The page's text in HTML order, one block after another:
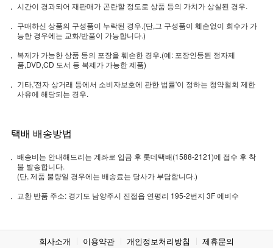
시간이 경과되어 재판매가 곤란할 정도로 상품 등의 가치가 상실된 경우.
구매하신 상품의 구성품이 누락된 경우.(단,그 구성품이 훼손없이 회수가 가
능한 경우에는 교화/반품이 가능합니다.)
복제가 가능한 상품 등의 포장을 훼손한 경우.(예: 포장인등된 정자제
품,DVD,CD 도서 등 복제가 가능한 제품)
기타,'전자 상거래 등에서 소비자보호에 관한 법률'이 정하는 청약철회 제한
사유에 해당되는 경우.
택배 배송방법
배송비는 안내해드리는 계좌로 입금 후 롯데택배(1588-2121)에 접수 후 착
불 발송합니다.
(단, 제품 불량일 경우에는 배송료는 당사가 부담합니다.)
교환 반품 주소: 경기도 남양주시 진접읍 연평리 195-2번지 3F 에비수
회사소개 이용약관 개인정보처리방침 제휴문의